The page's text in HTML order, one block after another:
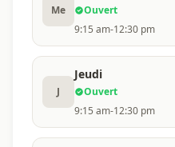
Me
Ouvert
9:15 am-12:30 pm
J
Jeudi
Ouvert
9:15 am-12:30 pm